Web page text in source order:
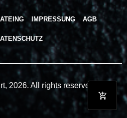
IMPRESSUNG AGB
2026. All rights reserved.